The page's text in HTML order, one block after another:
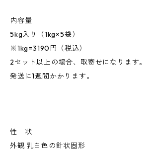
内容量
5kg入り（1kg×5袋）
※1kg=3190円（税込）
2セット以上の場合、取寄せになります。
発送に1週間かかります。
性 状
外観 乳白色の針状固形